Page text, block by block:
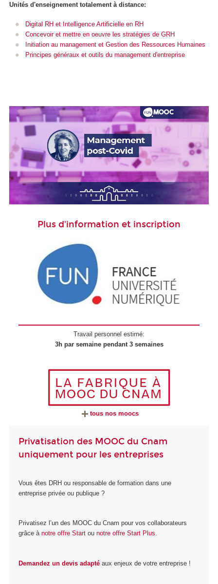
Unités d'enseignement totalement à distance:
Digital RH et Intelligence Artificielle en RH
Concevoir et mettre en oeuvre les stratégies de GRH
Initiation au management et Gestion des Ressources Humaines
Principes généraux et outils du management d'entreprise
Plus d'information et inscription
Travail personnel estimé:
3h par semaine pendant 3 semaines
tous nos moocs
Privatisation des MOOC du Cnam
uniquement pour les entreprises
Vous êtes DRH ou responsable de formation dans une
entreprise privée ou publique ?
Privatisez l’un des MOOC du Cnam pour vos collaborateurs
grâce à notre offre Start ou notre offre Start Plus.
Demandez un devis adapté aux enjeux de votre entreprise !